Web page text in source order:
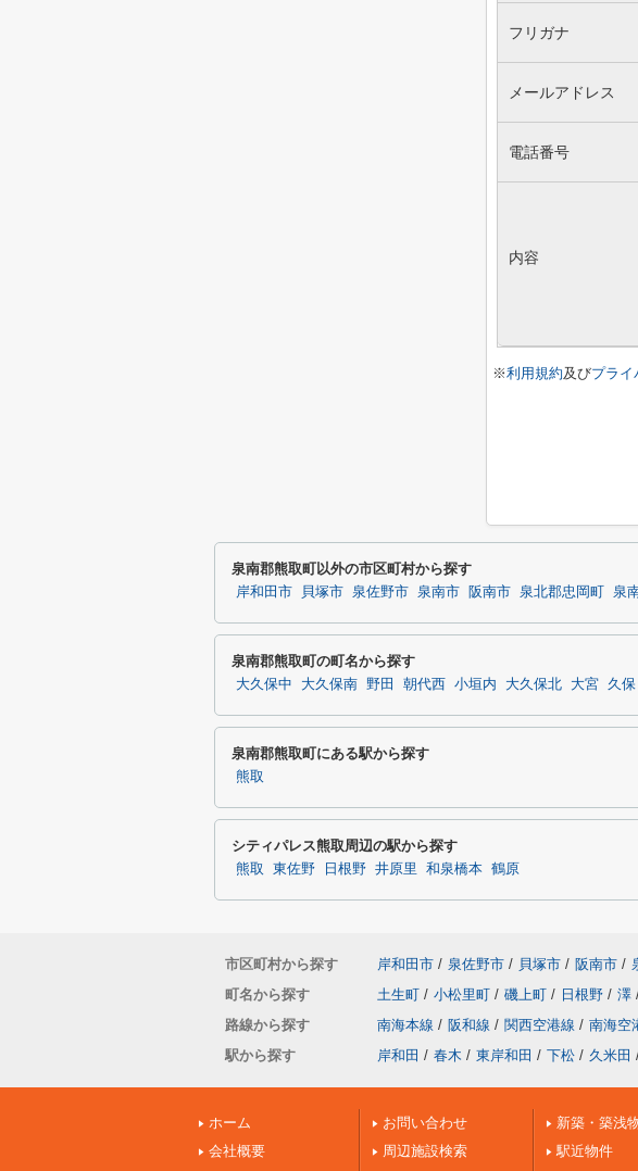
フリガナ
メールアドレス
電話番号
内容
※利用規約及びプライ
泉南郡熊取町以外の市区町村から探す
岸和田市 貝塚市 泉佐野市 泉南市 阪南市 泉北郡忠岡町 泉
泉南郡熊取町の町名から探す
大久保中 大久保南 野田 朝代西 小垣内 大久保北 大宮 久保
泉南郡熊取町にある駅から探す
熊取
シティパレス熊取周辺の駅から探す
熊取 東佐野 日根野 井原里 和泉橋本 鶴原
市区町村から探す 岸和田市 / 泉佐野市 / 貝塚市 / 阪南市 /
町名から探す
土生町 / 小松里町 / 磯上町 / 日根野 / 澤
路線から探す
南海本線 / 阪和線 / 関西空港線 / 南海空
駅から探す
岸和田 / 春木 / 東岸和田 / 下松 / 久米田
ホーム
会社概要
お問い合わせ
周辺施設検索
新築・築浅
駅近物件